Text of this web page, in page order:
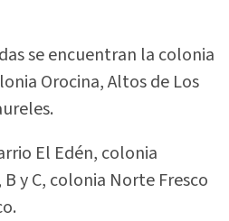
se encuentran la colonia
Orocina, Altos de Los
El Edén, colonia
y C, colonia Norte Fresco